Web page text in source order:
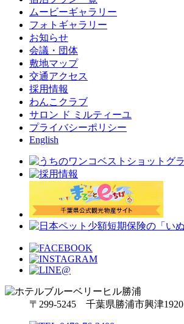
ムービーギャラリー
フォトギャラリー
お知らせ
会議・団体
敷地マップ
交通アクセス
採用情報
わんこクラブ
サロン ド ミルティーユ
プライバシーポリシー
English
〒299-5245 千葉県勝浦市興津1920